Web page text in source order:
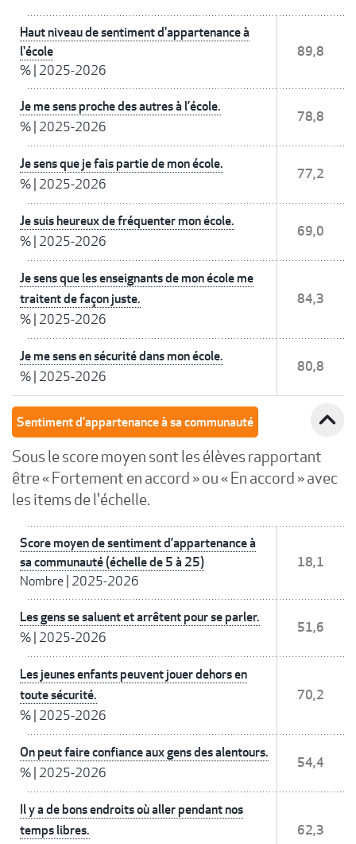
Haut niveau de sentiment d'appartenance à
l'école
% 2025-2026
89,8
Je me sens proche des autres à l’école.
% 2025-2026
78,8
Je sens que je fais partie de mon école.
% 2025-2026
77,2
Je suis heureux de fréquenter mon école.
% 2025-2026
69,0
Je sens que les enseignants de mon école me
traitent de façon juste.
% 2025-2026
84,3
Je me sens en sécurité dans mon école.
% 2025-2026
80,8
Sentiment d'appartenance à sa communauté expand_less
Sous le score moyen sont les élèves rapportant
être « Fortement en accord » ou « En accord » avec
les items de l'échelle.
Score moyen de sentiment d’appartenance à
sa communauté (échelle de 5 à 25)
Nombre 2025-2026
18,1
Les gens se saluent et arrêtent pour se parler.
% 2025-2026
51,6
Les jeunes enfants peuvent jouer dehors en
toute sécurité.
% 2025-2026
70,2
On peut faire confiance aux gens des alentours.
% 2025-2026
54,4
Il y a de bons endroits où aller pendant nos
temps libres.
62,3